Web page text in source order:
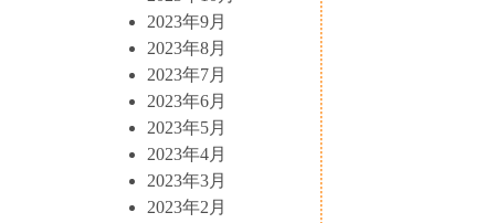
2023年9月
2023年8月
2023年7月
2023年6月
2023年5月
2023年4月
2023年3月
2023年2月